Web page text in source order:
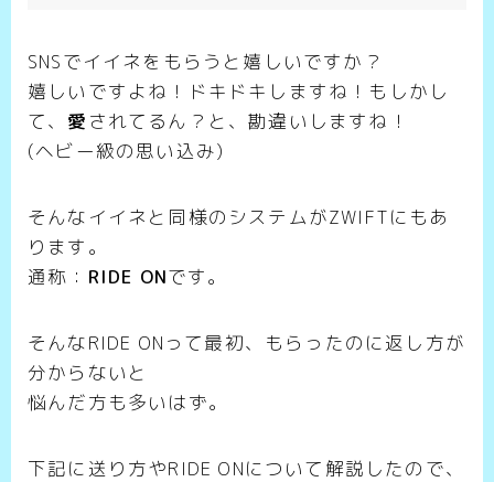
SNSでイイネをもらうと嬉しいですか？
嬉しいですよね！ドキドキしますね！もしかし
て、 愛 されてるん？と、勘違いしますね！
(ヘビー級の思い込み)
そんなイイネと同様のシステムがZWIFTにもあ
ります。
通称： RIDE ONです。
そんなRIDE ONって最初、もらったのに返し方が
分からないと
悩んだ方も多いはず。
下記に送り方やRIDE ONについて解説したので、